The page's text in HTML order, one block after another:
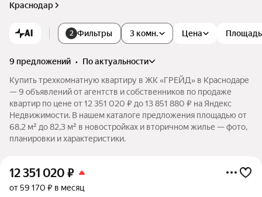
Краснодар
AI 2 Фильтры 3 комн. Цена Площадь
9 предложений •
по актуальности
Купить трехкомнатную квартиру в ЖК «ГРЕЙД» в Краснодаре
— 9 объявлений от агентств и собственников по продаже
квартир по цене от 12 351 020 ₽ до 13 851 880 ₽ на Яндекс
Недвижимости. В нашем каталоге предложения площадью от
68,2 м² до 82,3 м² в новостройках и вторичном жилье — фото,
планировки и характеристики.
12 351 020 ₽
от 59 170 ₽ в месяц